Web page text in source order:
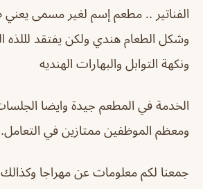
الفناتير .. مطعم إسم لغير مسمى
وشكل الطعام هندي ولكن يفتقد لللذه
ونكهة التوابل والبهارات الهنديه
الخدمة في المطعم جيدة وايضا
ومعظم الموظفين ممتازين في التعامل.
جمعنا لكم معلومات عن مهراجا وكذالك